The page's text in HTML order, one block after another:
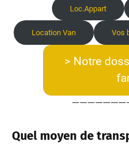
Loc.Appart
Location Van Vos
> Notre
Quel moyen de